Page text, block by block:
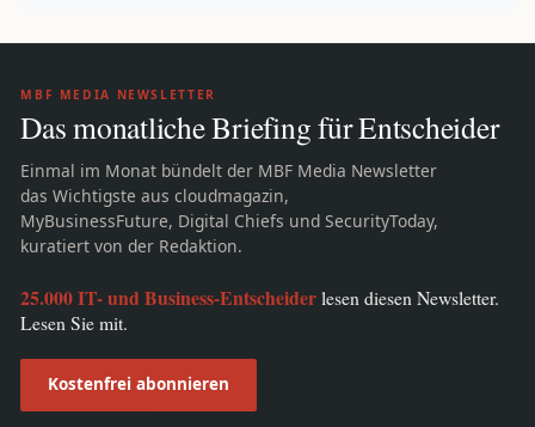
MBF MEDIA NEWSLETTER
Das monatliche Briefing für Entscheider
Einmal im Monat bündelt der MBF Media Newsletter
das Wichtigste aus cloudmagazin,
MyBusinessFuture, Digital Chiefs und SecurityToday,
kuratiert von der Redaktion.
25.000 IT- und Business-Entscheiderlesen diesen Newsletter.
Lesen Sie mit.
Kostenfrei abonnieren